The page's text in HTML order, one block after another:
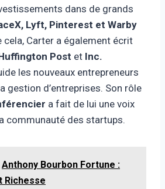
dans de grands
Lyft, Pinterest et Warby
cela, Carter a également écrit
Post et Inc.
les nouveaux entrepreneurs
gestion d’entreprises. Son rôle
a fait de lui une voix
communauté des startups.
Anthony Bourbon Fortune :
Richesse